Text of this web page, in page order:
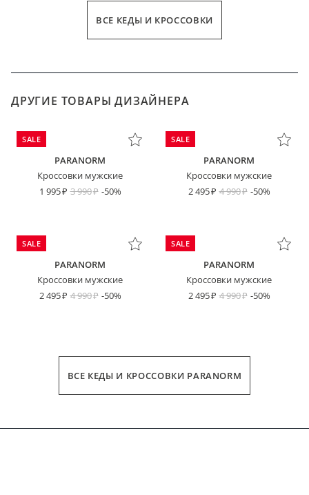
ВСЕ КЕДЫ И КРОССОВКИ
ДРУГИЕ ТОВАРЫ ДИЗАЙНЕРА
SALE
PARANORM
Кроссовки мужские
1 995
3 990 -50%
SALE
PARANORM
Кроссовки мужские
2 495
4 990 -50%
SALE
PARANORM
Кроссовки мужские
2 495
4 990 -50%
SALE
PARANORM
Кроссовки мужские
2 495
4 990 -50%
ВСЕ КЕДЫ И КРОССОВКИ PARANORM